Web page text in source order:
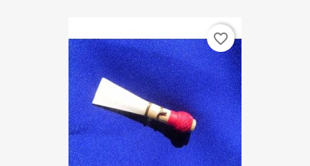
favorite_border